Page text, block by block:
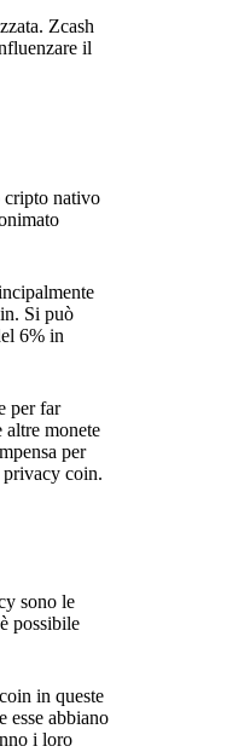
Zcash
il
cripto nativo
Si può
6% in
per far
monete
per
coin.
sono le
possibile
in queste
esse abbiano
i loro